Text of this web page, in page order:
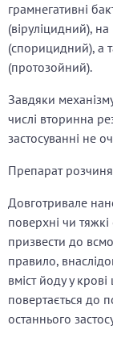
грамнегативні
(віруліцидний),
(спорицидний), а
(протозойний).
Завдяки
числі вторинна
застосуванні не
Препарат
Довготривале
поверхні чи
призвести до
правило,
вміст йоду у
повертається до
останнього